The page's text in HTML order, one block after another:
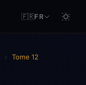
🇫🇷FR
› Tome 12